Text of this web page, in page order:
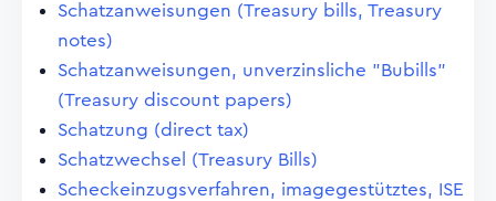
Schatzanweisungen (Treasury bills, Treasury
notes)
Schatzanweisungen, unverzinsliche "Bubills"
(Treasury discount papers)
Schatzung (direct tax)
Schatzwechsel (Treasury Bills)
Scheckeinzugsverfahren, imagegestütztes, ISE